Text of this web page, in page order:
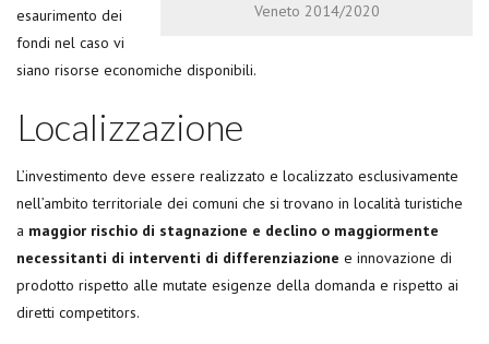
Veneto 2014/2020
esaurimento dei
fondi nel caso vi
siano risorse economiche disponibili.
Localizzazione
L’investimento deve essere realizzato e localizzato esclusivamente
nell’ambito territoriale dei comuni che si trovano in località turistiche
a maggior rischio di stagnazione e declino o maggiormente
necessitanti di interventi di differenziazione e innovazione di
prodotto rispetto alle mutate esigenze della domanda e rispetto ai
diretti competitors.